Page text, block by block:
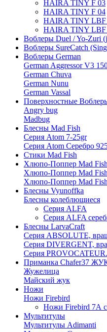
HAIRA TINY F 03
HAIRA TINY F 04
HAIRA TINY LBF
HAIRA TINY LBF
Воблеры Duel / Yo-Zuri
Воблеры SureCatch
Воблеры German
German Aggressor V3
German Chuva
German Nunu
German Vassal
Поверхностные
Angry bug
Madbug
Блесны Mad Fish
Серия Atom 7-25gr
Серия Atom Серебро
Стики Mad Fish
Хлюпо-Поппер Mad Fish
Хлюпо-Поппер Mad
Хлюпо-Поппер Mad
Блесны Vyunoffka
Блесны колеблющиеся
Серия ALFA
Серия ALFA
Блесны LarvaCraft
Серия ABSOLUTE,
Серия DIVERGENT,
Серия
Приманка Chafer37
Жужелица
Майский жук
Ножи
Ножи Firebird
Ножи Firebird 7А
Мультитулы
Мультитулы Adimanti